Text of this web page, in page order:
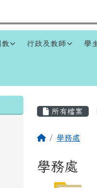
網
行政及教師 學
主內容
所有檔案
回首頁學務處
學務處